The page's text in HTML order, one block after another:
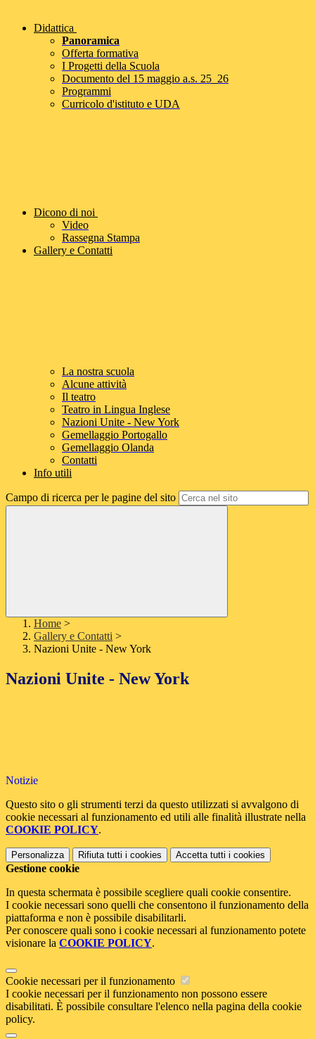
Didattica
Panoramica
Offerta formativa
I Progetti della Scuola
Documento del 15 maggio a.s. 25_26
Programmi
Curricolo d'istituto e UDA
Dicono di noi
Video
Rassegna Stampa
Gallery e Contatti
La nostra scuola
Alcune attività
Il teatro
Teatro in Lingua Inglese
Nazioni Unite - New York
Gemellaggio Portogallo
Gemellaggio Olanda
Contatti
Info utili
Campo di ricerca per le pagine del sito
Home >
Gallery e Contatti >
Nazioni Unite - New York
Nazioni Unite - New York
Notizie
Questo sito o gli strumenti terzi da questo utilizzati si avvalgono di
cookie necessari al funzionamento ed utili alle finalità illustrate nella
COOKIE POLICY.
Personalizza Rifiuta tutti i cookies Accetta tutti i cookies
Gestione cookie
In questa schermata è possibile scegliere quali cookie consentire.
I cookie necessari sono quelli che consentono il funzionamento della
piattaforma e non è possibile disabilitarli.
Per conoscere quali sono i cookie necessari al funzionamento potete
visionare la COOKIE POLICY.
Cookie necessari per il funzionamento
I cookie necessari per il funzionamento non possono essere
disabilitati. È possibile consultare l'elenco nella pagina della cookie
policy.